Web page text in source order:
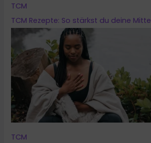
TCM
TCM Rezepte: So stärkst du deine Mitte
TCM